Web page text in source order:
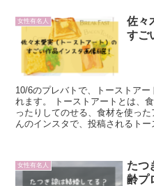
女性有名人
佐々
すご
10/6のプレバトで、トーストア
れます。 トーストアートとは、
ったりしてのせる、食材を使っ
んのインスタで、投稿されるトー
女性有名人
たつ
齢プ